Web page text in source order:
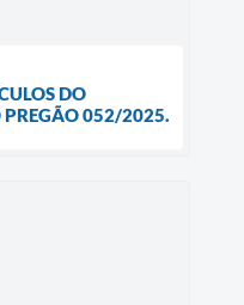
DO
PREGÃO 052/2025.